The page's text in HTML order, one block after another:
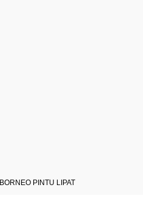
BORNEO PINTU LIPAT